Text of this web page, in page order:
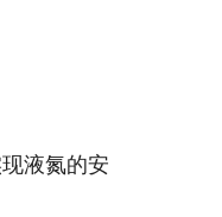
液氮的安